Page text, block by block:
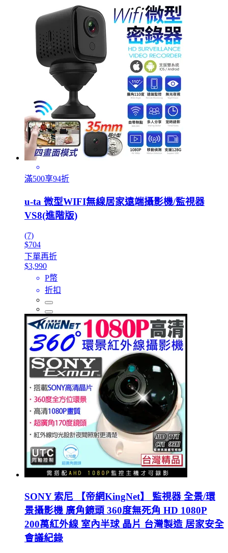
滿500享94折
u-ta 微型WIFI無線居家遠端攝影機/監視器
VS8(進階版)
(7)
$704
下單再折
$3,990
P幣
折扣
SONY 索尼 【帝網KingNet】 監視器 全景/環
景攝影機 廣角鏡頭 360度無死角 HD 1080P
200萬紅外線 室內半球 晶片 台灣製造 居家安全
會議紀錄